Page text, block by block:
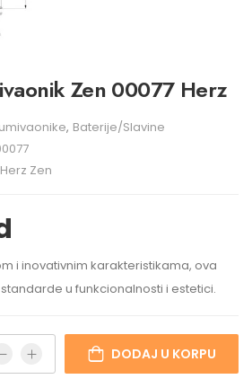
Zen 00077 Herz
, Baterije/Slavine
Herz Zen
i inovativnim karakteristikama, ova
u funkcionalnosti i estetici.
DODAJ U KORPU